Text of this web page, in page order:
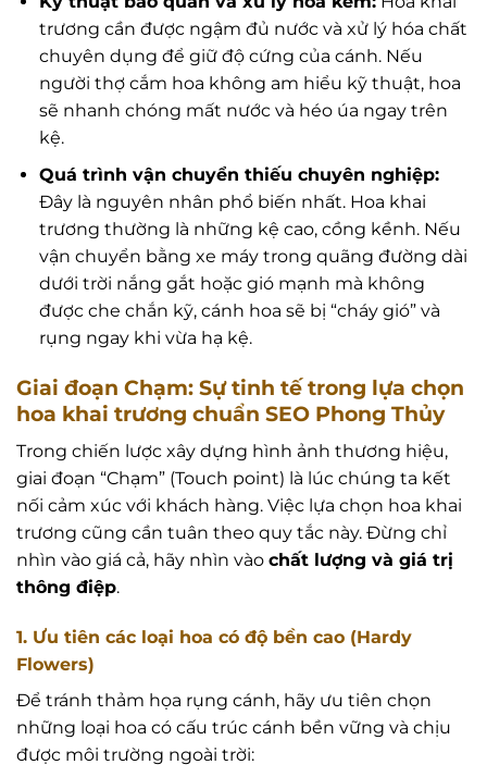
trương cần được ngậm đủ nước và xử lý hóa chất
chuyên dụng để giữ độ cứng của cánh. Nếu
người thợ cắm hoa không am hiểu kỹ thuật, hoa
sẽ nhanh chóng mất nước và héo úa ngay trên
kệ.
Quá trình vận chuyển thiếu chuyên nghiệp:
Đây là nguyên nhân phổ biến nhất. Hoa khai
trương thường là những kệ cao, cồng kềnh. Nếu
vận chuyển bằng xe máy trong quãng đường dài
dưới trời nắng gắt hoặc gió mạnh mà không
được che chắn kỹ, cánh hoa sẽ bị “cháy gió” và
rụng ngay khi vừa hạ kệ.
Giai đoạn Chạm: Sự tinh tế trong lựa chọn
hoa khai trương chuẩn SEO Phong Thủy
Trong chiến lược xây dựng hình ảnh thương hiệu,
giai đoạn “Chạm” (Touch point) là lúc chúng ta kết
nối cảm xúc với khách hàng. Việc lựa chọn hoa khai
trương cũng cần tuân theo quy tắc này. Đừng chỉ
nhìn vào giá cả, hãy nhìn vào chất lượng và giá trị
thông điệp.
1. Ưu tiên các loại hoa có độ bền cao (Hardy
Flowers)
Để tránh thảm họa rụng cánh, hãy ưu tiên chọn
những loại hoa có cấu trúc cánh bền vững và chịu
được môi trường ngoài trời: